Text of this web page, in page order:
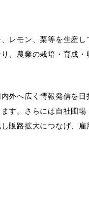
レモン、栗等を生産
、農業の栽培・育成
外へ広く情報発信を
す。さらには自社圃
販路拡大につなげ、